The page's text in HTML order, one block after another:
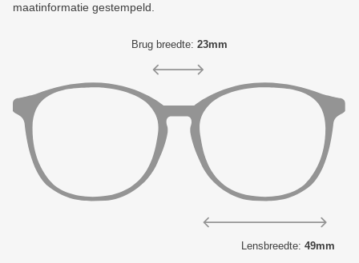
maatinformatie gestempeld.
Brug breedte: 23mm
Lensbreedte: 49mm